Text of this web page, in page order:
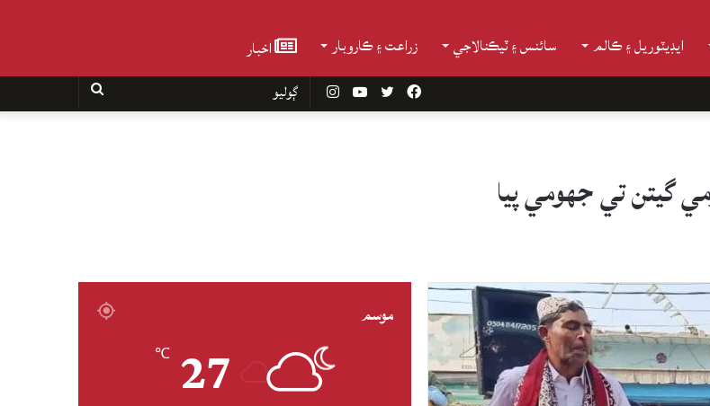
ايڊيٽوريل ۽ ڪالم سائنس ۽ ٽيڪنالاجي زراعت ۽ ڪاروبار اخبار
InstagramYouTube Twitter
Facebook
گيتن تي جهومي پيا
موسم
27
℃